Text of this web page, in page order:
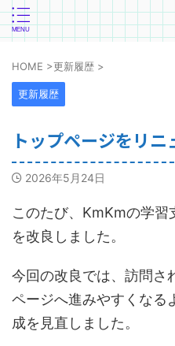
HOME >更新履歴 >
更新履歴
トップページをリ
2026年5月24日
このたび、KmKmの学習
を改良しました。
今回の改良では、訪問さ
ページへ進みやすくなる
成を見直しました。